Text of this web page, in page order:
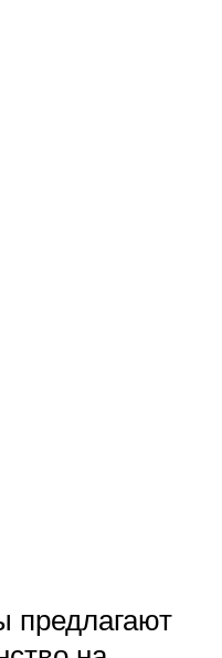
предлагают